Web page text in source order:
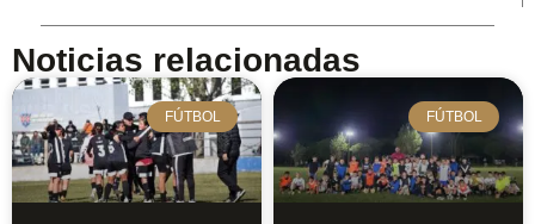
Noticias relacionadas
FÚTBOL FÚTBOL